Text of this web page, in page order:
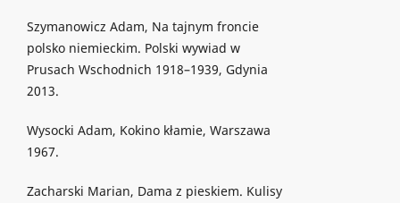
Szymanowicz Adam, Na tajnym froncie
polsko niemieckim. Polski wywiad w
Prusach Wschodnich 1918–1939, Gdynia
2013.
Wysocki Adam, Kokino kłamie, Warszawa
1967.
Zacharski Marian, Dama z pieskiem. Kulisy